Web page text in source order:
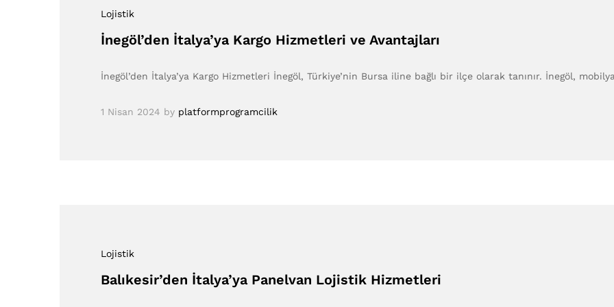
Lojistik
İnegöl’den İtalya’ya Kargo Hizmetleri ve Avantajları
İnegöl’den İtalya’ya Kargo Hizmetleri İnegöl, Türkiye’nin Bursa iline bağlı bir ilçe olarak tanınır. İnegöl,
1 Nisan 2024 by platformprogramcilik
Lojistik
Balıkesir’den İtalya’ya Panelvan Lojistik Hizmetleri